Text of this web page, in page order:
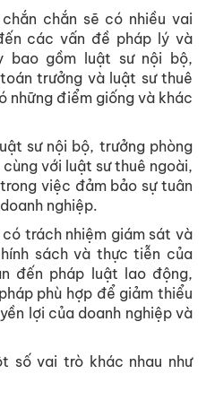
chắn sẽ có nhiều vai
các vấn đề pháp lý và
bao gồm luật sư nội bộ,
trưởng và luật sư thuê
những điểm giống và khác
sư nội bộ, trưởng phòng
với luật sư thuê ngoài,
việc đảm bảo sự tuân
nghiệp.
trách nhiệm giám sát và
sách và thực tiễn của
đến pháp luật lao động,
phù hợp để giảm thiểu
lợi của doanh nghiệp và
số vai trò khác nhau như